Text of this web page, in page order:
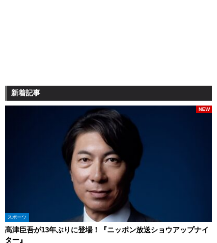
新着記事
スポーツ
髙津臣吾が13年ぶりに登場！『ニッポン放送ショウアップナイ
ター』
NEW